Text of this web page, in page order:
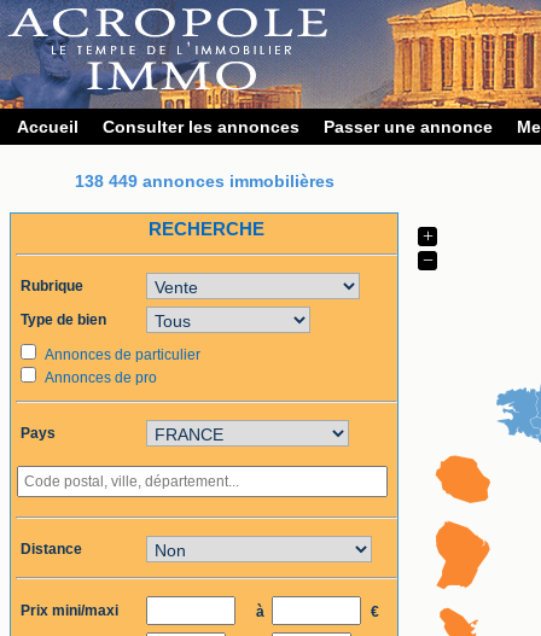
Accueil Consulter les annonces Passer une annonce
138 449 annonces immobilières
RECHERCHE
Rubrique
Type de bien
Annonces de particulier
Annonces de pro
Pays
Distance
Prix mini/maxi à €
+
−